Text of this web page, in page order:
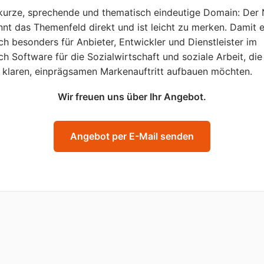
sprechende und thematisch eindeutige Domain: Der
das Themenfeld direkt und ist leicht zu merken. Damit
besonders für Anbieter, Entwickler und Dienstleister im
Software für die Sozialwirtschaft und soziale Arbeit, die
klaren, einprägsamen Markenauftritt aufbauen möchten.
Wir freuen uns über Ihr Angebot.
Angebot per E-Mail senden